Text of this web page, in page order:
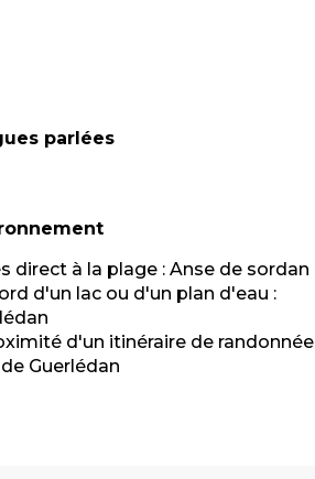
parlées
parlées
direct à la plage : Anse de sordan
d'un lac ou d'un plan d'eau :
d'un itinéraire de randonnée
Guerlédan